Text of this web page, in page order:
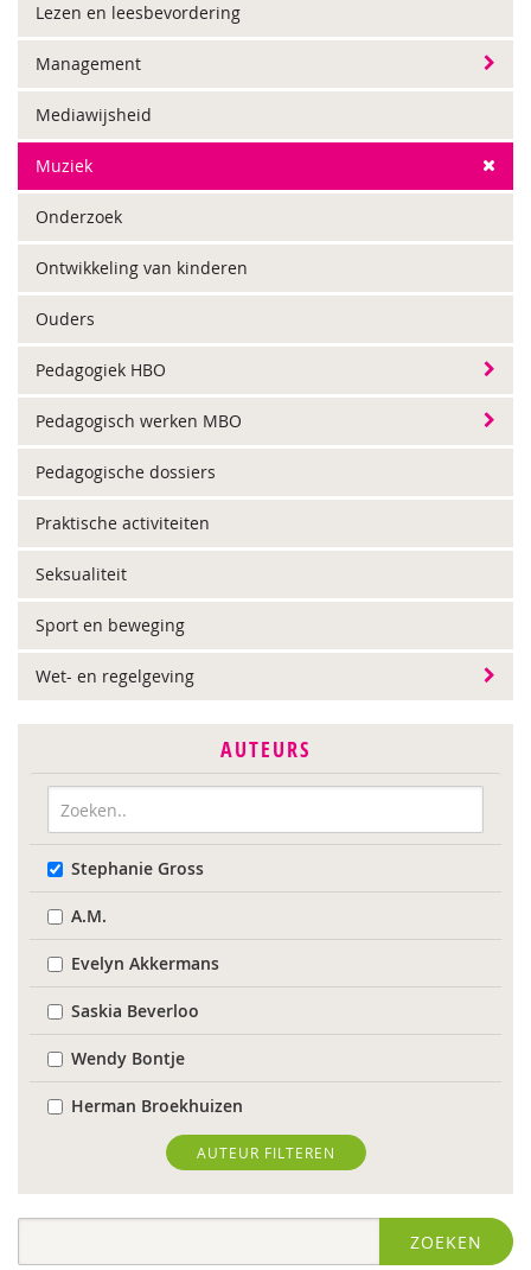
Lezen en leesbevordering
Management
Mediawijsheid
Muziek
Onderzoek
Ontwikkeling van kinderen
Ouders
Pedagogiek HBO
Pedagogisch werken MBO
Pedagogische dossiers
Praktische activiteiten
Seksualiteit
Sport en beweging
Wet- en regelgeving
AUTEURS
Stephanie Gross
A.M.
Evelyn Akkermans
Saskia Beverloo
Wendy Bontje
Herman Broekhuizen
Marianne Busser
Marja van Delden
AUTEUR FILTEREN
ZOEKEN